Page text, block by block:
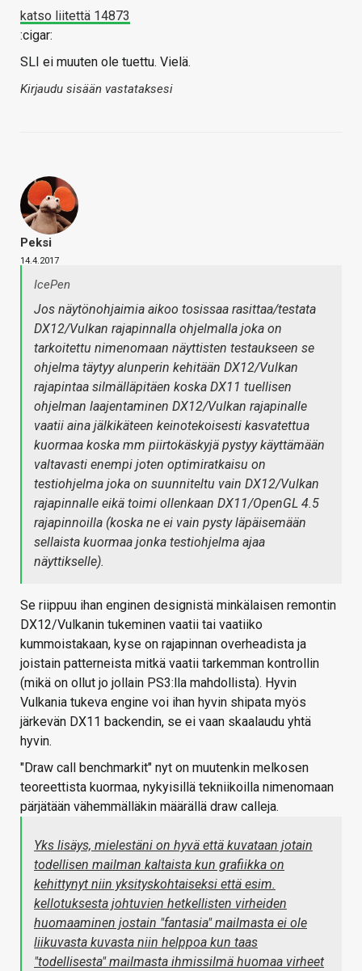
katso liitettä 14873
:cigar:
SLI ei muuten ole tuettu. Vielä.
Kirjaudu sisään vastataksesi
Peksi
14.4.2017
IcePen
Jos näytönohjaimia aikoo tosissaa rasittaa/testata
DX12/Vulkan rajapinnalla ohjelmalla joka on
tarkoitettu nimenomaan näyttisten testaukseen se
ohjelma täytyy alunperin kehitään DX12/Vulkan
rajapintaa silmälläpitäen koska DX11 tuellisen
ohjelman laajentaminen DX12/Vulkan rajapinalle
vaatii aina jälkikäteen keinotekoisesti kasvatettua
kuormaa koska mm piirtokäskyjä pystyy käyttämään
valtavasti enempi joten optimiratkaisu on
testiohjelma joka on suunniteltu vain DX12/Vulkan
rajapinnalle eikä toimi ollenkaan DX11/OpenGL 4.5
rajapinnoilla (koska ne ei vain pysty läpäisemään
sellaista kuormaa jonka testiohjelma ajaa
näyttikselle).
Se riippuu ihan enginen designistä minkälaisen remontin
DX12/Vulkanin tukeminen vaatii tai vaatiiko
kummoistakaan, kyse on rajapinnan overheadista ja
joistain patterneista mitkä vaatii tarkemman kontrollin
(mikä on ollut jo jollain PS3:lla mahdollista). Hyvin
Vulkania tukeva engine voi ihan hyvin shipata myös
järkevän DX11 backendin, se ei vaan skaalaudu yhtä
hyvin.
"Draw call benchmarkit" nyt on muutenkin melkosen
teoreettista kuormaa, nykyisillä tekniikoilla nimenomaan
pärjätään vähemmälläkin määrällä draw calleja.
Yks lisäys, mielestäni on hyvä että kuvataan jotain
todellisen mailman kaltaista kun grafiikka on
kehittynyt niin yksityskohtaiseksi että esim.
kellotuksesta johtuvien hetkellisten virheiden
huomaaminen jostain "fantasia" mailmasta ei ole
liikuvasta kuvasta niin helppoa kun taas
"todellisesta" mailmasta ihmissilmä huomaa virheet